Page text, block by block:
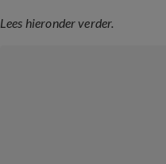
Lees hieronder verder.